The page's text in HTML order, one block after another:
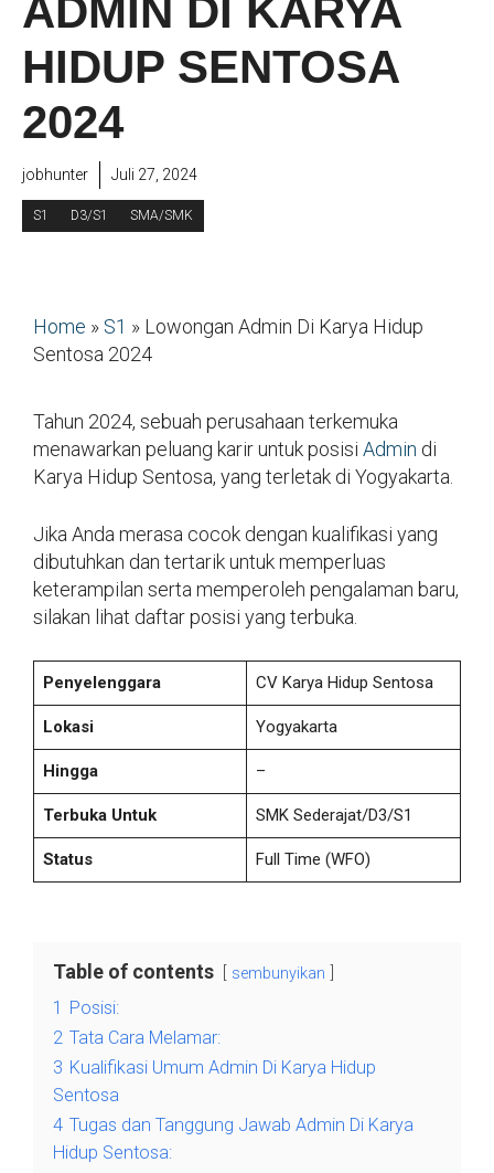
ADMIN DI KARYA
HIDUP SENTOSA
2024
jobhunter Juli 27, 2024
S1 D3/S1 SMA/SMK
Home » S1 » Lowongan Admin Di Karya Hidup
Sentosa 2024
Tahun 2024, sebuah perusahaan terkemuka
menawarkan peluang karir untuk posisi Admin di
Karya Hidup Sentosa, yang terletak di Yogyakarta.
Jika Anda merasa cocok dengan kualifikasi yang
dibutuhkan dan tertarik untuk memperluas
keterampilan serta memperoleh pengalaman baru,
silakan lihat daftar posisi yang terbuka.
Penyelenggara CV Karya Hidup Sentosa
Lokasi Yogyakarta
Hingga –
Terbuka Untuk SMK Sederajat/D3/S1
Status Full Time (WFO)
Table of contents sembunyikan
1
Posisi:
2 Tata Cara Melamar:
3 Kualifikasi Umum Admin Di Karya Hidup
Sentosa
4 Tugas dan Tanggung Jawab Admin Di Karya
Hidup Sentosa: